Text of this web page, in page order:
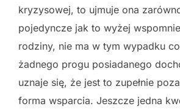
kryzysowej, to ujmuje ona
pojedyncze jak to wyżej
rodziny, nie ma w tym wypadku
żadnego progu posiadanego
uznaje się, że jest to zupełnie
forma wsparcia. Jeszcze jedna